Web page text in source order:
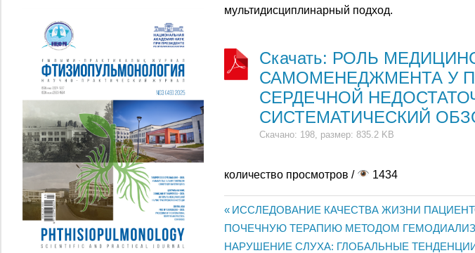
мультидисциплинарный подход.
Скачать: РОЛЬ
САМОМЕНЕДЖМЕНТА У
СЕРДЕЧНОЙ
СИСТЕМАТИЧЕСКИЙ
Скачано: 198, размер: 835.2 KB
количество просмотров / 1434
Жазба
Previous
Post:
ИССЛЕДОВАНИЕ КАЧЕСТВА ЖИЗНИ
ПОЧЕЧНУЮ ТЕРАПИЮ МЕТОДОМ
Next
НАРУШЕНИЕ СЛУХА: ГЛОБАЛЬНЫЕ